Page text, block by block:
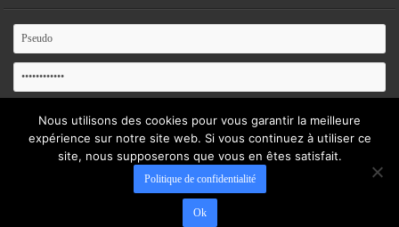
Se souvenir de moi
Mot de passe oublié ?
Nous utilisons des cookies pour vous garantir la meilleure
expérience sur notre site web. Si vous continuez à utiliser ce
site, nous supposerons que vous en êtes satisfait.
Politique de confidentialité
Ok